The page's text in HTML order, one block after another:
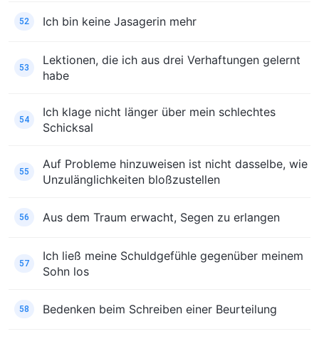
52 Ich bin keine Jasagerin mehr
53
Lektionen, die ich aus drei Verhaftungen gelernt
habe
54
Ich klage nicht länger über mein schlechtes
Schicksal
55
Auf Probleme hinzuweisen ist nicht dasselbe, wie
Unzulänglichkeiten bloßzustellen
56 Aus dem Traum erwacht, Segen zu erlangen
57
Ich ließ meine Schuldgefühle gegenüber meinem
Sohn los
58 Bedenken beim Schreiben einer Beurteilung